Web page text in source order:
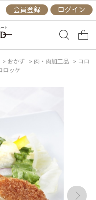
会員登録 ログイン
> おかず > 肉・肉加工品 > コロ
ロッケ